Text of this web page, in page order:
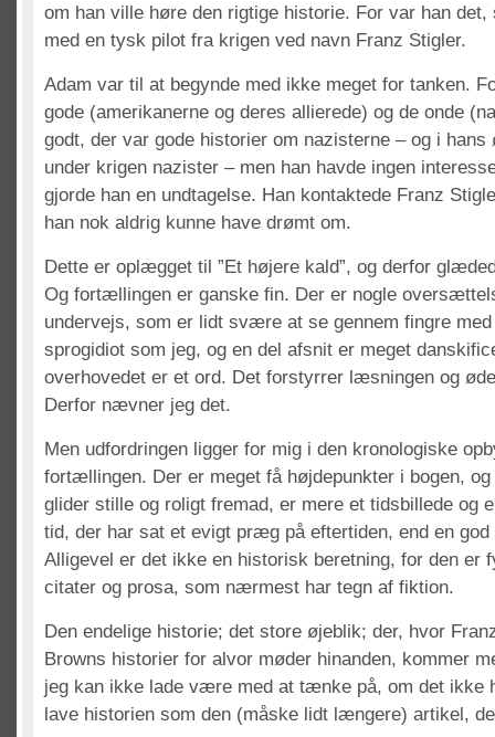
om han ville høre den rigtige historie. For var han
med en tysk pilot fra krigen ved navn Franz Stigler.
Adam var til at begynde med ikke meget for tanken.
gode (amerikanerne og deres allierede) og de onde
godt, der var gode historier om nazisterne – og i
under krigen nazister – men han havde ingen
gjorde han en undtagelse. Han kontaktede Franz
han nok aldrig kunne have drømt om.
Dette er oplægget til ”Et højere kald”, og derfor
Og fortællingen er ganske fin. Der er nogle
undervejs, som er lidt svære at se gennem fingre
sprogidiot som jeg, og en del afsnit er meget
overhovedet er et ord. Det forstyrrer læsningen og
Derfor nævner jeg det.
Men udfordringen ligger for mig i den kronologiske
fortællingen. Der er meget få højdepunkter i bogen,
glider stille og roligt fremad, er mere et tidsbillede og
tid, der har sat et evigt præg på eftertiden, end en
Alligevel er det ikke en historisk beretning, for den er
citater og prosa, som nærmest har tegn af fiktion.
Den endelige historie; det store øjeblik; der, hvor
Browns historier for alvor møder hinanden, kommer
jeg kan ikke lade være med at tænke på, om det ikke
lave historien som den (måske lidt længere) artikel,